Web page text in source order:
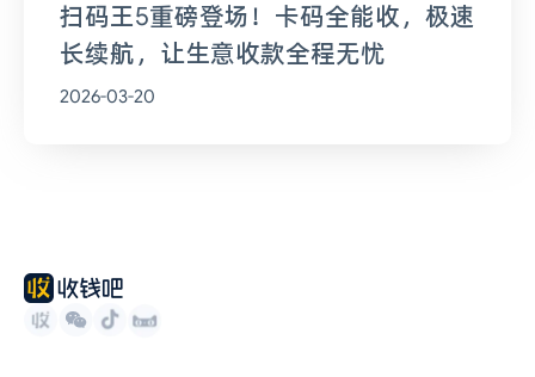
扫码王5重磅登场！卡码全能收，极速
长续航，让生意收款全程无忧
2026-03-20